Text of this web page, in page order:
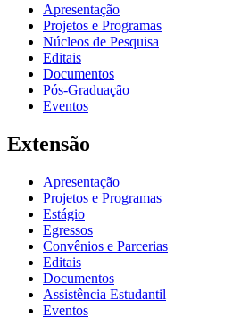
Apresentação
Projetos e Programas
Núcleos de Pesquisa
Editais
Documentos
Pós-Graduação
Eventos
Extensão
Apresentação
Projetos e Programas
Estágio
Egressos
Convênios e Parcerias
Editais
Documentos
Assistência Estudantil
Eventos